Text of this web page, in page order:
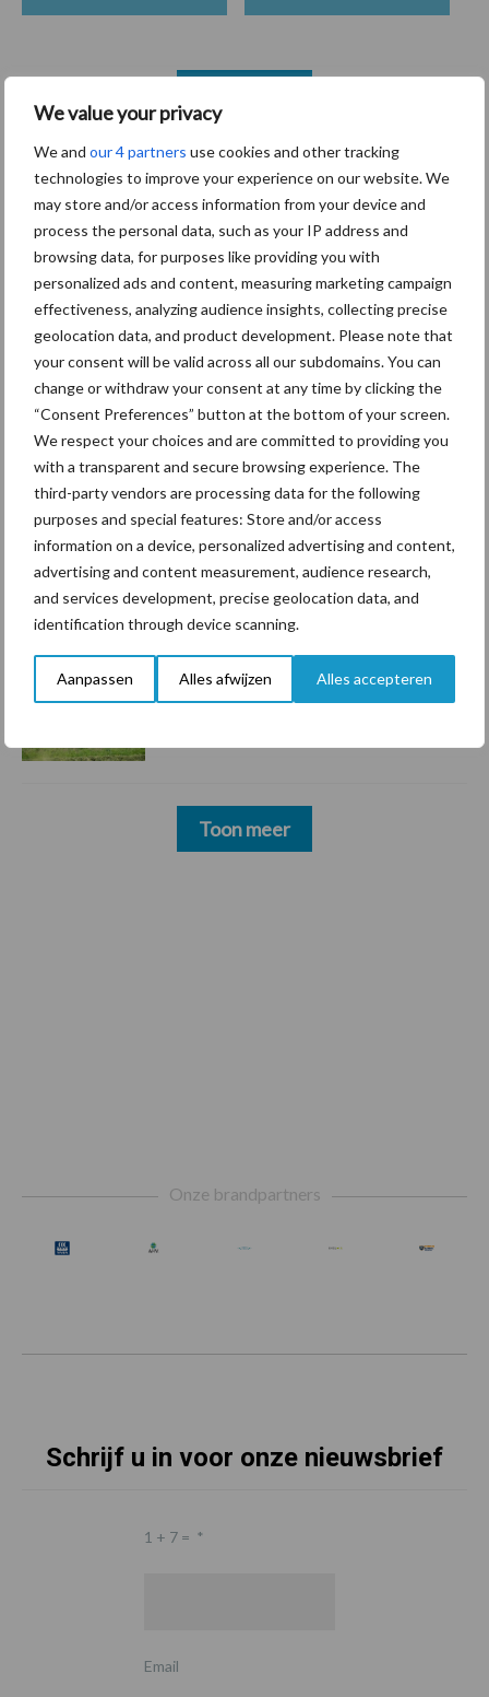
We value your privacy
We and our 4 partners use cookies and other tracking
technologies to improve your experience on our website. We
may store and/or access information from your device and
process the personal data, such as your IP address and
browsing data, for purposes like providing you with
personalized ads and content, measuring marketing campaign
effectiveness, analyzing audience insights, collecting precise
geolocation data, and product development. Please note that
your consent will be valid across all our subdomains. You can
change or withdraw your consent at any time by clicking the
“Consent Preferences” button at the bottom of your screen.
We respect your choices and are committed to providing you
with a transparent and secure browsing experience. The
third-party vendors are processing data for the following
purposes and special features: Store and/or access
information on a device, personalized advertising and content,
advertising and content measurement, audience research,
and services development, precise geolocation data, and
identification through device scanning.
Aanpassen Alles afwijzen Alles accepteren
Primaire
Sidebar
Recent nieuws Partner nieuws
6 aug
ForFarmers ziet volume en
marktaandeel groeien in krimpende
Nederlandse markt
6 aug
Tien praktische tips voor een
langere levensduur
5 aug
“Vraag naar praktische
hygieneoplossingen is in Polen
groter dan ooit”
5 aug
Drie Franse bedrijven over de grens
van 14.000 kilogram melk
3 aug
Pöttinger introduceert compacte
Toon meer
Onze brandpartners
Schrijf u in voor onze nieuwsbrief
1 + 7 = *
Email